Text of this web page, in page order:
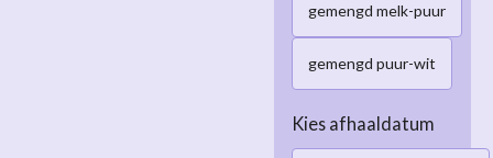
gemengd melk-puur
gemengd puur-wit
Kies afhaaldatum